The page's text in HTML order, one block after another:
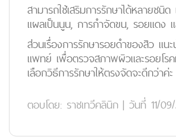
สามารถใช้เสริมการรักษาได้หลายชนิ
แผลเป็นนูน, การกำจัดขน, รอยแดง
ส่วนเรื่องการรักษารอยดำของสิว แน
แพทย์ เพื่อตรวจสภาพผิวและรอยโร
เลือกวิธีการรักษาให้ตรงจัดจะดีกว่าค่ะ
ตอบโดย: ราชเทวีคลินิก | วันที่ 11/